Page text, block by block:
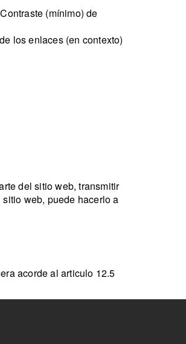
(mínimo) de
los enlaces (en contexto)
del sitio web, transmitir
web, puede hacerlo a
acorde al articulo 12.5